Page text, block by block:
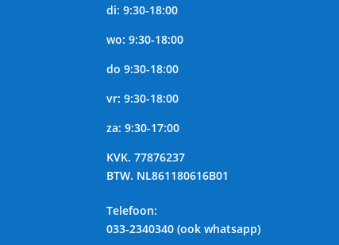
di: 9:30-18:00
wo: 9:30-18:00
do 9:30-18:00
vr: 9:30-18:00
za: 9:30-17:00
KVK. 77876237
BTW. NL861180616B01
Telefoon:
033-2340340 (ook whatsapp)